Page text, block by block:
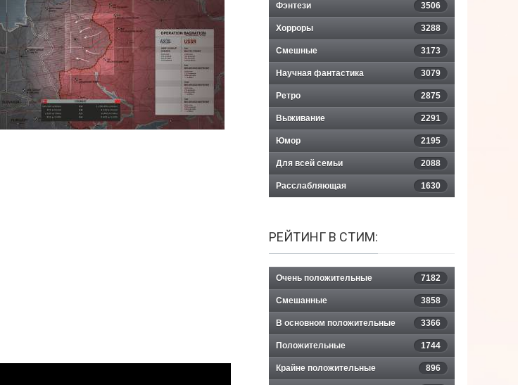
Фэнтези 3506
Хорроры 3288
Смешные 3173
Научная фантастика 3079
Ретро 2875
Выживание 2291
Юмор 2195
Для всей семьи 2088
Расслабляющая 1630
РЕЙТИНГ В СТИМ:
Очень положительные 7182
Смешанные 3858
В основном положительные 3366
Положительные 1744
Крайне положительные 896